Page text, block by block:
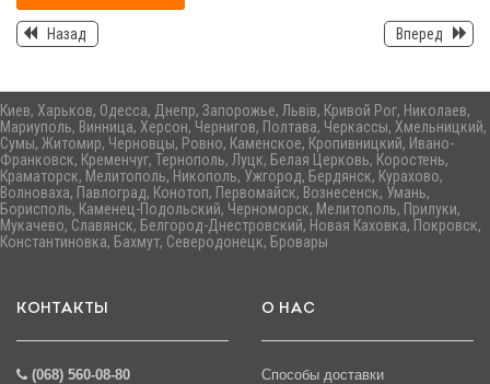
Назад Вперед
Киев, Харьков, Одесса, Днепр, Запорожье, Львів, Кривой Рог, Николаев,
Мариуполь, Винница, Херсон, Чернигов, Полтава, Черкассы, Хмельницкий,
Сумы, Житомир, Черновцы, Ровно, Каменское, Кропивницкий, Ивано-
Франковск, Кременчуг, Тернополь, Луцк, Белая Церковь, Коростень,
Краматорск, Мелитополь, Никополь, Ужгород, Бердянск, Курахово,
Волноваха, Павлоград, Конотоп, Первомайск, Вознесенск, Умань,
Борисполь, Каменец-Подольский, Черноморск, Мелитополь, Прилуки,
Мукачево, Славянск, Белгород-Днестровский, Новая Каховка, Покровск,
Константиновка, Бахмут, Северодонецк, Бровары
КОНТАКТЫ
(068) 560-08-80
О НАС
Способы доставки